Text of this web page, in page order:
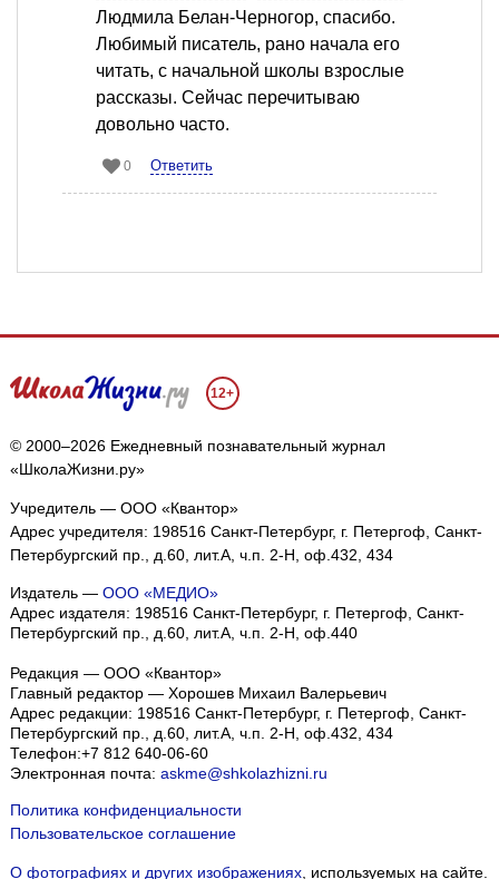
Людмила Белан-Черногор, спасибо.
Любимый писатель, рано начала его
читать, с начальной школы взрослые
рассказы. Сейчас перечитываю
довольно часто.
0 Ответить
12+
© 2000–2026 Ежедневный познавательный журнал
«ШколаЖизни.ру»
Учредитель — ООО «Квантор»
Адрес учредителя: 198516 Санкт-Петербург, г. Петергоф, Санкт-
Петербургский пр., д.60, лит.А, ч.п. 2-Н, оф.432, 434
Издатель — ООО «МЕДИО»
Адрес издателя: 198516 Санкт-Петербург, г. Петергоф, Санкт-
Петербургский пр., д.60, лит.А, ч.п. 2-Н, оф.440
Редакция — ООО «Квантор»
Главный редактор — Хорошев Михаил Валерьевич
Адрес редакции: 198516 Санкт-Петербург, г. Петергоф Санкт-
Петербургский пр., д.60, лит.А, ч.п. 2-Н, оф.432, 434
Телефон:+7 812 640-06-60
Электронная почта: askme@shkolazhizni.ru
Политика конфиденциальности
Пользовательское соглашение
О фотографиях и других изображениях, используемых на сайте.